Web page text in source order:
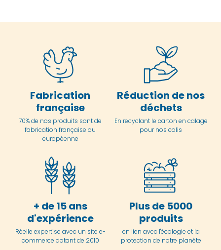
Fabrication
française
70% de nos produits sont de
fabrication française ou
européenne
Réduction de nos
déchets
En recyclant le carton en calage
pour nos colis
+ de 15 ans
d'expérience
Réelle expertise avec un site e-
commerce datant de 2010
Plus de 5000
produits
en lien avec l'écologie et la
protection de notre planète